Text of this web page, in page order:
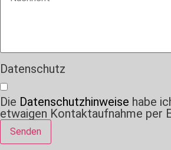
Datenschutz
Die Datenschutzhinweise habe
etwaigen Kontaktaufnahme per
Senden